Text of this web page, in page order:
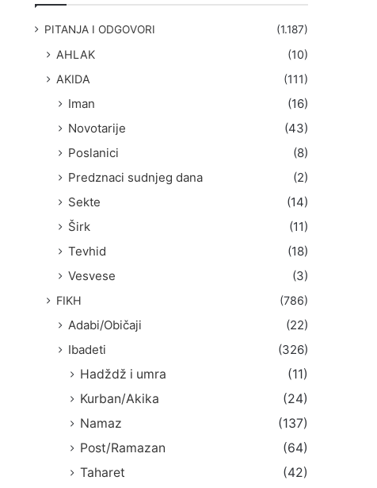
PITANJA I ODGOVORI (1.187)
AHLAK
(10)
AKIDA
(111)
Iman
(16)
Novotarije
(43)
Poslanici
(8)
Predznaci sudnjeg dana
(2)
Sekte
(14)
Širk
(11)
Tevhid
(18)
Vesvese
(3)
FIKH (786)
Adabi/Običaji
(22)
Ibadeti
(326)
Hadždž i umra
(11)
Kurban/Akika
(24)
Namaz
(137)
Post/Ramazan
(64)
Taharet
(42)